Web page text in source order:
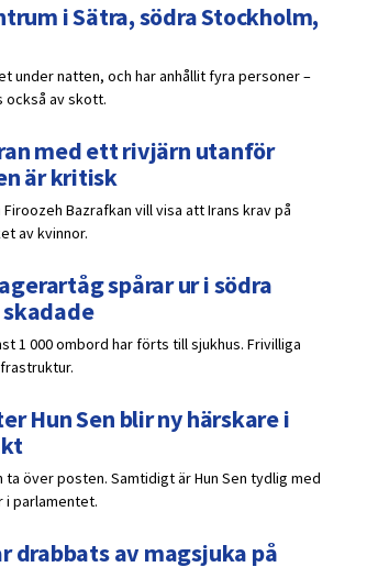
i Sätra, södra Stockholm,
under natten, och har anhållit fyra personer –
också av skott.
med ett rivjärn utanför
är kritisk
Bazrafkan vill visa att Irans krav på
av kvinnor.
spårar ur i södra
1 000 ombord har förts till sjukhus. Frivilliga
Hun Sen blir ny härskare i
över posten. Samtidigt är Hun Sen tydlig med
i parlamentet.
drabbats av magsjuka på